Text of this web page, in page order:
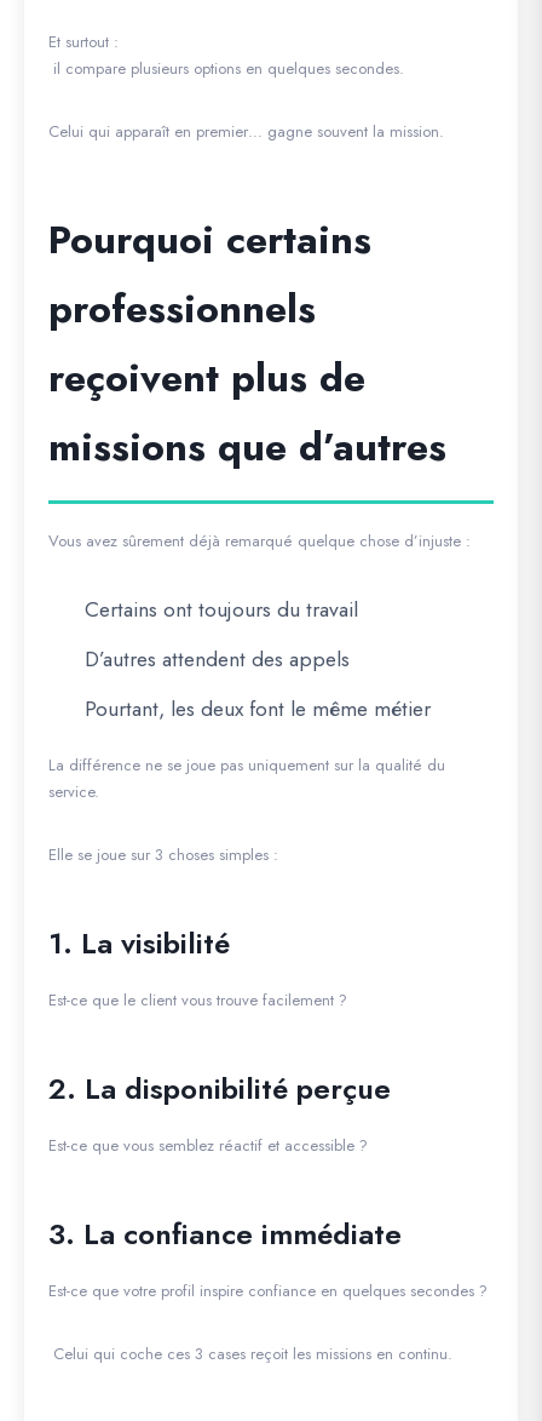
Et surtout :
il compare plusieurs options en quelques secondes.
Celui qui apparaît en premier… gagne souvent la mission.
Pourquoi certains
professionnels
reçoivent plus de
missions que d’autres
Vous avez sûrement déjà remarqué quelque chose d’injuste :
Certains ont toujours du travail
D’autres attendent des appels
Pourtant, les deux font le même métier
La différence ne se joue pas uniquement sur la qualité du
service.
Elle se joue sur 3 choses simples :
1. La visibilité
Est-ce que le client vous trouve facilement ?
2. La disponibilité perçue
Est-ce que vous semblez réactif et accessible ?
3. La confiance immédiate
Est-ce que votre profil inspire confiance en quelques secondes ?
Celui qui coche ces 3 cases reçoit les missions en continu.